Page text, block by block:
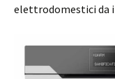
elettrodomestici da